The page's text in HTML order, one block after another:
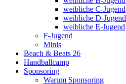
weibliche C-Jugend
weibliche D-Jugend
weibliche E-Jugend
F-Jugend
Minis
Beach & Beats 26
Handballcamp
Sponsoring
Warum Sponsoring